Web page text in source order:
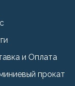
и Оплата
прокат